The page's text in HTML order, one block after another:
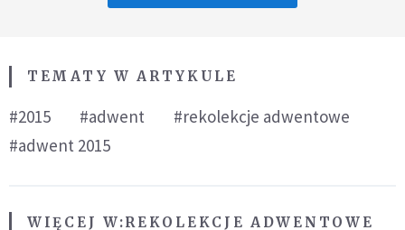
TEMATY W ARTYKULE
#2015 #adwent
#rekolekcje adwentowe
#adwent 2015
WIĘCEJ W:REKOLEKCJE ADWENTOWE